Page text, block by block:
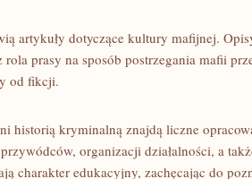
artykuły dotyczące kultury mafijnej.
prasy na sposób postrzegania mafii
od fikcji.
historią kryminalną znajdą liczne
organizacji działalności, a
charakter edukacyjny, zachęcając do